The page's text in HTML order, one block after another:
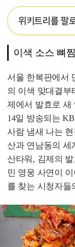
위키트리를 팔
이색 소스 뼈
서울 한복판에서
의 이색 맞대결부
제에서 발효로 새
14일 방송되는
사람 냄새 나는
산과 연남동의 세
산타워, 김제의
민 영웅 사연이
를 찾는 시청자들